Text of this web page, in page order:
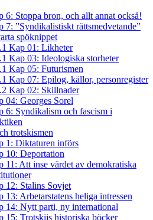
6: Stoppa bron, och allt annat också!
7: ”Syndikalistiskt rättsmedvetande”
spöknippet
Kap 01: Likheter
Kap 03: Ideologiska storheter
Kap 05: Futurismen
Kap 07: Epilog, källor, personregister
Kap 02: Skillnader
04: Georges Sorel
6: Syndikalism och fascism i
trotskismen
1: Diktaturen införs
10: Deportation
11: Att inse värdet av demokratiska
12: Stalins Sovjet
13: Arbetarstatens heliga intressen
14: Nytt parti, ny international
15: Trotskijs historiska böcker